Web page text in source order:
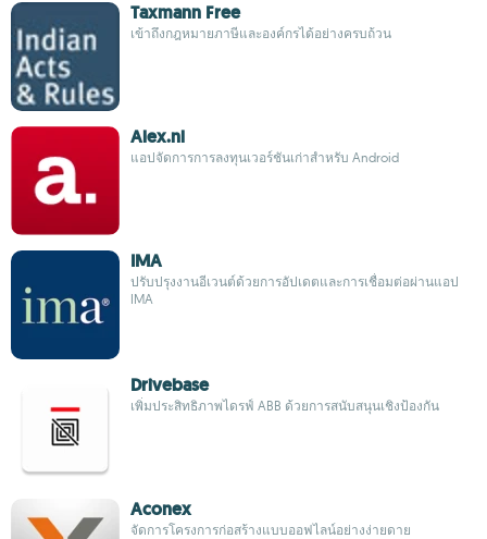
Taxmann Free
เข้าถึงกฎหมายภาษีและองค์กรได้อย่างครบถ้วน
Alex.nl
แอปจัดการการลงทุนเวอร์ชันเก่าสำหรับ Android
IMA
ปรับปรุงงานอีเวนต์ด้วยการอัปเดตและการเชื่อมต่อผ่านแอป
IMA
Drivebase
เพิ่มประสิทธิภาพไดรฟ์ ABB ด้วยการสนับสนุนเชิงป้องกัน
Aconex
จัดการโครงการก่อสร้างแบบออฟไลน์อย่างง่ายดาย